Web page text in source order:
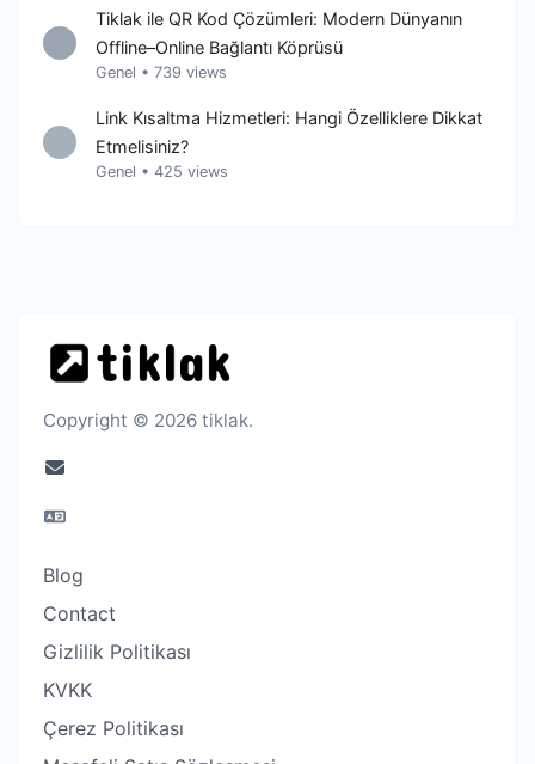
Tiklak ile QR Kod Çözümleri: Modern Dünyanın
Offline–Online Bağlantı Köprüsü
Genel • 739 views
Link Kısaltma Hizmetleri: Hangi Özelliklere Dikkat
Etmelisiniz?
Genel • 425 views
Copyright © 2026 tiklak.
Blog
Contact
Gizlilik Politikası
KVKK
Çerez Politikası